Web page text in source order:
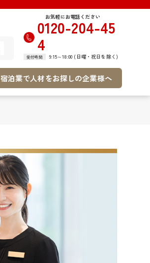
お気軽にお電話ください
0120-204-45
4
受付時間 9:15～18:00 (日曜・祝日を除く)
宿泊業で人材をお探しの企業様へ